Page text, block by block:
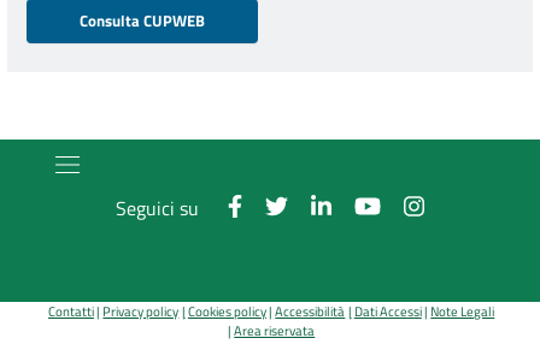
Consulta CUPWEB
Seguici su
Contatti Privacy policy Cookies policy Accessibilità Dati Accessi Note Legali
Area riservata